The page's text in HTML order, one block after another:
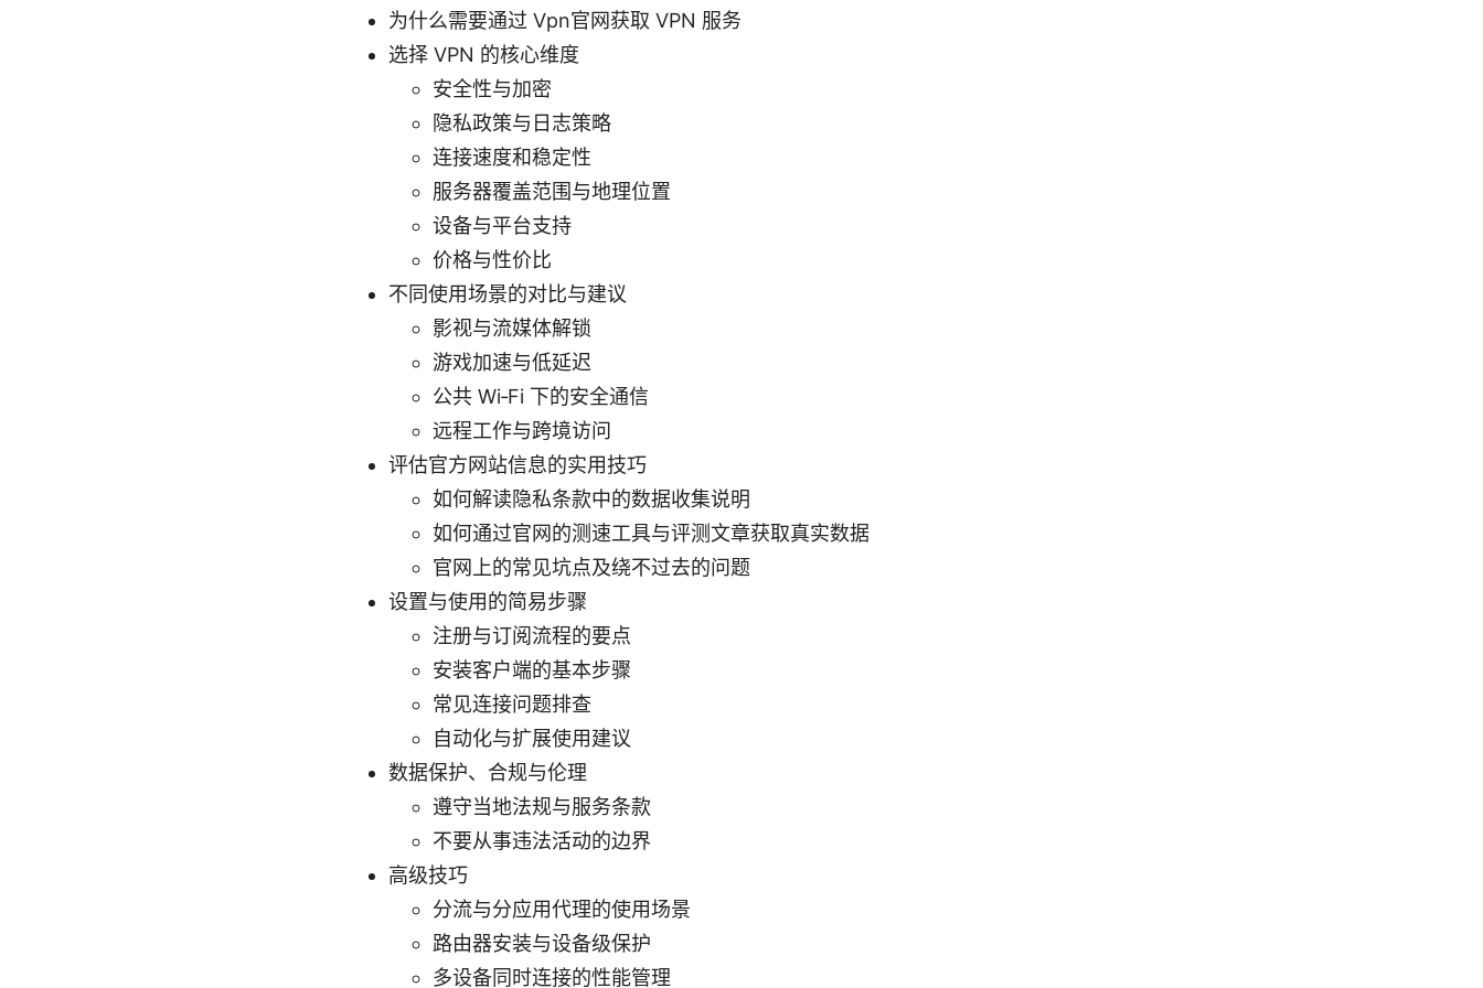
为什么需要通过 Vpn官网获取 VPN 服务
选择 VPN 的核心维度
安全性与加密
隐私政策与日志策略
连接速度和稳定性
服务器覆盖范围与地理位置
设备与平台支持
价格与性价比
不同使用场景的对比与建议
影视与流媒体解锁
游戏加速与低延迟
公共 Wi‑Fi 下的安全通信
远程工作与跨境访问
评估官方网站信息的实用技巧
如何解读隐私条款中的数据收集说明
如何通过官网的测速工具与评测文章获取真实数据
官网上的常见坑点及绕不过去的问题
设置与使用的简易步骤
注册与订阅流程的要点
安装客户端的基本步骤
常见连接问题排查
自动化与扩展使用建议
数据保护、合规与伦理
遵守当地法规与服务条款
不要从事违法活动的边界
高级技巧
分流与分应用代理的使用场景
路由器安装与设备级保护
多设备同时连接的性能管理